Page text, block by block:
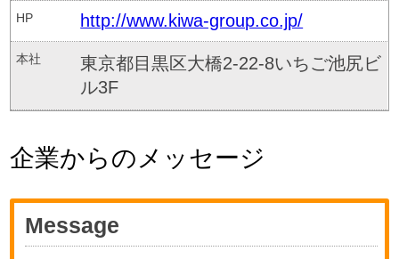
HP http://www.kiwa-group.co.jp/
本社
東京都目黒区大橋2-22-8いちご池尻ビ
ル3F
企業からのメッセージ
Message